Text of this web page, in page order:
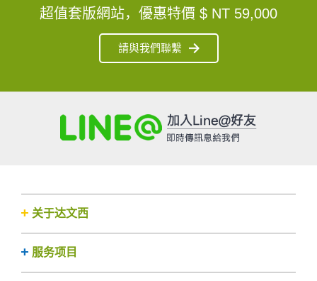
超值套版網站，優惠特價 $ NT 59,000
請與我們聯繫
关于达文西
服务项目